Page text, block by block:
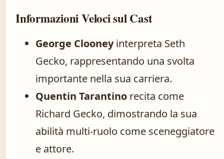
Informazioni Veloci sul Cast
George Clooneyinterpreta Seth
Gecko, rappresentando una svolta
importante nella sua carriera.
Quentin Tarantino recita come
Richard Gecko, dimostrando la sua
abilità multi-ruolo come sceneggiatore
e attore.